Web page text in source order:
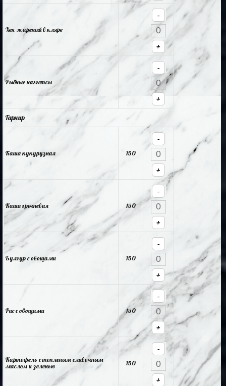
Хек жареный в кляре
-
+
Рыбные наггетсы
-
+
Гарнир
Каша кукурузная 150
-
+
Каша гречневая 150
-
+
Булгур с овощами 150
-
+
Рис с овощами 150
-
+
Картофель с топленым сливочным
маслом и зеленью
150
-
+